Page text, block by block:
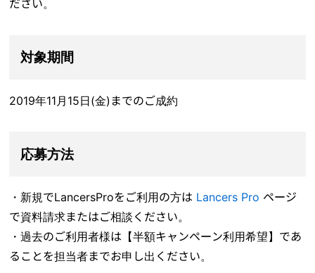
ださい。
対象期間
2019年11月15日(金)までのご成約
応募方法
・新規でLancersProをご利用の方は Lancers Pro ページ
で資料請求またはご相談ください。
・過去のご利用者様は【半額キャンペーン利用希望】であ
ることを担当者までお申し出ください。